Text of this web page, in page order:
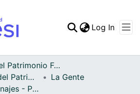
Statistics
Log In
Archivo del Patrimonio Fotográfico y Fílmico del Valle del Cauca
Fondo Archivo del Patrimonio Fotográfico y Fílmico del Valle del Cauca
La Gente
APFFVC - Personajes - Patrimonial